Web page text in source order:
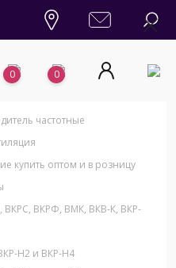
0 0
частотные
купить оптом и в розницу
ВКРФ, ВМК, ВКВ-К, ВКР-
Н2 и ВКР-Н4